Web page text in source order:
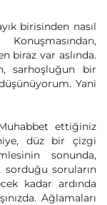
birisinden nasıl
Konuşmasından,
biraz var aslında.
sarhoşluğun bir
Yani
ettiğiniz
düz bir çizgi
sonunda,
sorduğu soruların
kadar ardında
Ağlamaları